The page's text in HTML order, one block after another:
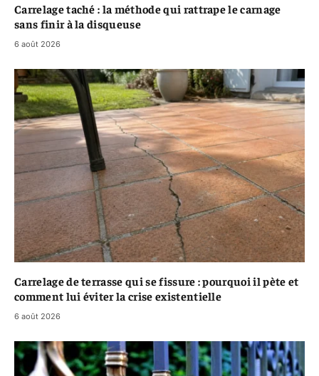
Carrelage taché : la méthode qui rattrape le carnage
sans finir à la disqueuse
6 août 2026
Carrelage de terrasse qui se fissure : pourquoi il pète et
comment lui éviter la crise existentielle
6 août 2026